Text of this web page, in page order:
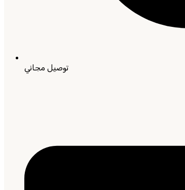
توصيل مجاني